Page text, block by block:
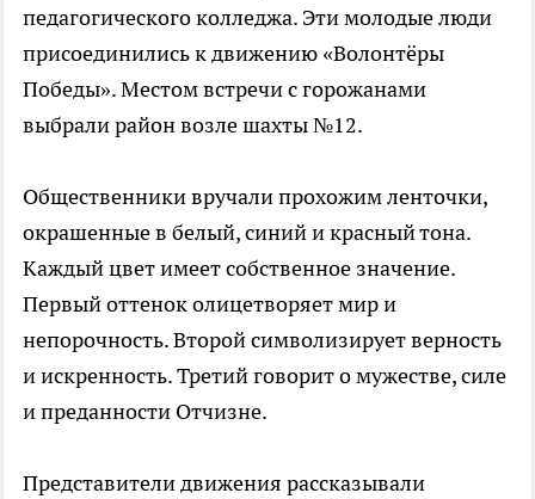
педагогического колледжа. Эти молодые люди
присоединились к движению «Волонтёры
Победы». Местом встречи с горожанами
выбрали район возле шахты №12.
Общественники вручали прохожим ленточки,
окрашенные в белый, синий и красный тона.
Каждый цвет имеет собственное значение.
Первый оттенок олицетворяет мир и
непорочность. Второй символизирует верность
и искренность. Третий говорит о мужестве, силе
и преданности Отчизне.
Представители движения рассказывали